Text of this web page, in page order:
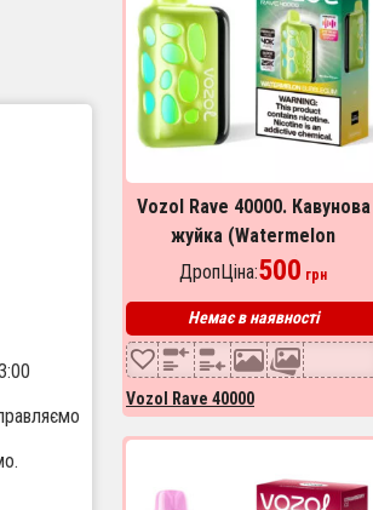
Vozol Rave 40000. Кавунова
жуйка (Watermelon
Bubblegum)
ДропЦіна:500 грн
Немає в наявності
Vozol Rave 40000